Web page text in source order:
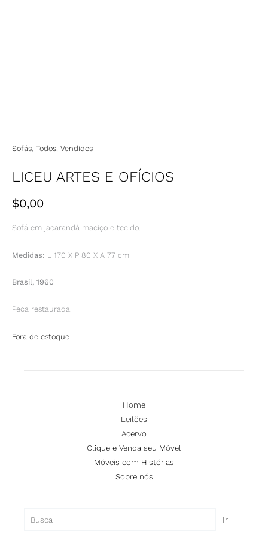
Sofás, Todos, Vendidos
LICEU ARTES E OFÍCIOS
$0,00
Sofá em jacarandá maciço e tecido.
Medidas: L 170 X P 80 X A 77 cm
Brasil, 1960
Peça restaurada.
Fora de estoque
Home
Leilões
Acervo
Clique e Venda seu Móvel
Móveis com Histórias
Sobre nós
Ir